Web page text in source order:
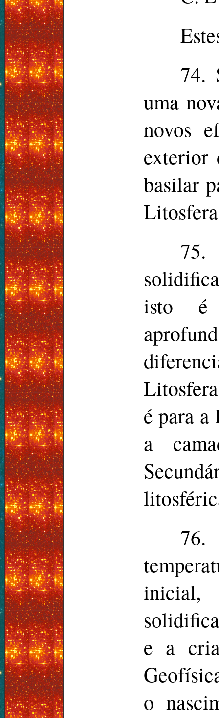
74.
uma
novos
exterior
basilar
isto é
é para a
a
inicial,
e a
o